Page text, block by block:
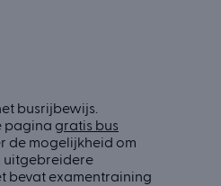
busrijbewijs.
pagina gratis bus
de mogelijkheid om
uitgebreidere
bevat examentraining